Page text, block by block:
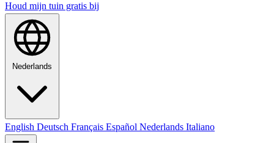
Houd mijn tuin gratis bij
Nederlands
English Deutsch Français Español Nederlands Italiano